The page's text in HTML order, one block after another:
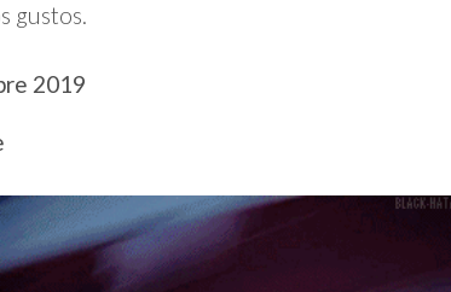
gustos.
2019